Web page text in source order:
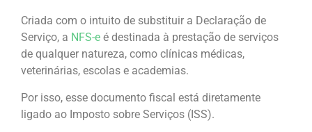
Criada com o intuito de substituir a Declaração de
Serviço, a NFS-e é destinada à prestação de serviços
de qualquer natureza, como clínicas médicas,
veterinárias, escolas e academias.
Por isso, esse documento fiscal está diretamente
ligado ao Imposto sobre Serviços (ISS).